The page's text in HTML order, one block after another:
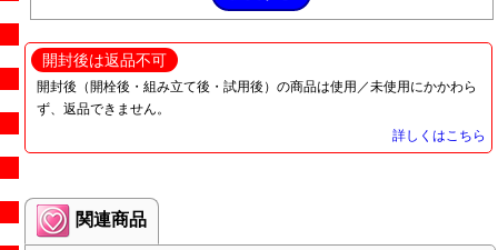
開封後は返品不可
開封後（開栓後・組み立て後・試用後）の商品は使用／未使用にかかわら
ず、返品できません。
詳しくはこちら
関連商品